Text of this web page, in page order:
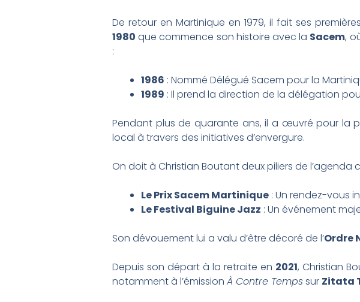
De retour en Martinique en 1979, il fait ses
1980 que commence son histoire avec la Sacem,
:
1986 : Nommé Délégué Sacem pour la
1989 : Il prend la direction de la délégation
Pendant plus de quarante ans, il a œuvré pour la
local à travers des initiatives d’envergure.
On doit à Christian Boutant deux piliers de l’agenda
Le Prix Sacem Martinique : Un rendez-vous
Le Festival Biguine Jazz : Un événement
Son dévouement lui a valu d’être décoré de l’Ordre
Depuis son départ à la retraite en 2021, Christian
notamment à l’émission À Contre Tempssur Zitata